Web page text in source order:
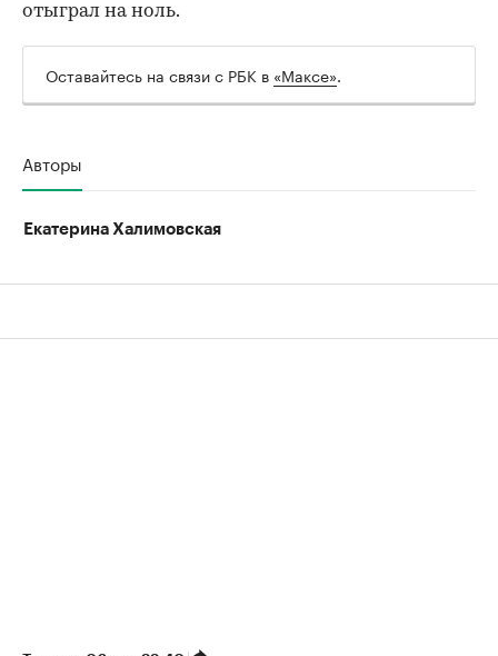
отыграл на ноль.
Оставайтесь на связи с РБК в «Максе».
Авторы
Екатерина Халимовская